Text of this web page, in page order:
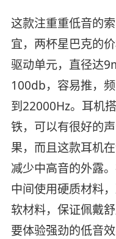
这款注重重低音的
宜，两杯星巴克的
驱动单元，直径达
100db，容易推，
到22000Hz。耳机
铁，可以有很好的
果，而且这款耳机
减少中高音的外露
中间使用硬质材料
软材料，保证佩戴
要体验强劲的低音